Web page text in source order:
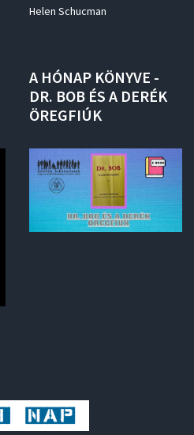
Helen Schucman
A HÓNAP KÖNYVE -
DR. BOB ÉS A DERÉK
ÖREGFIÚK